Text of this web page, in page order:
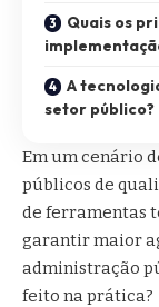
Quais os
A
setor público?
Em um cenário
públicos de
de ferramentas
garantir maior
administração
feito na prática?